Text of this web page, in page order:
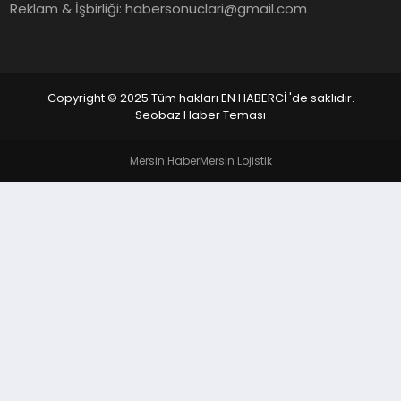
SIYASET
Reklam & İşbirliği:habersonuclari@gmail.com
Copyright © 2025 Tüm hakları EN HABERCİ 'de saklıdır.
Seobaz Haber Teması
Mersin HaberMersin Lojistik